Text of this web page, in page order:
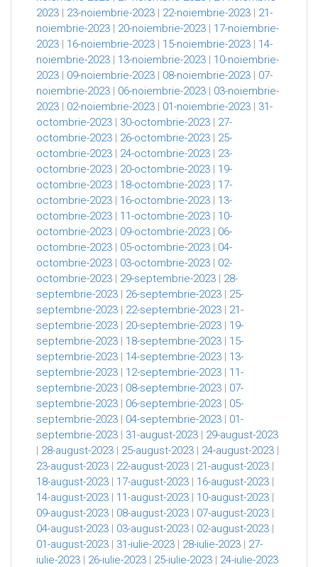
2023 | 23-noiembrie-2023 | 22-noiembrie-2023 | 21-
noiembrie-2023 | 20-noiembrie-2023 | 17-noiembrie-
2023 | 16-noiembrie-2023 | 15-noiembrie-2023 | 14-
noiembrie-2023 | 13-noiembrie-2023 | 10-noiembrie-
2023 | 09-noiembrie-2023 | 08-noiembrie-2023 | 07-
noiembrie-2023 | 06-noiembrie-2023 | 03-noiembrie-
2023 | 02-noiembrie-2023 | 01-noiembrie-2023 | 31-
octombrie-2023 | 30-octombrie-2023 | 27-
octombrie-2023 | 26-octombrie-2023 | 25-
octombrie-2023 | 24-octombrie-2023 | 23-
octombrie-2023 | 20-octombrie-2023 | 19-
octombrie-2023 | 18-octombrie-2023 | 17-
octombrie-2023 | 16-octombrie-2023 | 13-
octombrie-2023 | 11-octombrie-2023 | 10-
octombrie-2023 | 09-octombrie-2023 | 06-
octombrie-2023 | 05-octombrie-2023 | 04-
octombrie-2023 | 03-octombrie-2023 | 02-
octombrie-2023 | 29-septembrie-2023 | 28-
septembrie-2023 | 26-septembrie-2023 | 25-
septembrie-2023 | 22-septembrie-2023 | 21-
septembrie-2023 | 20-septembrie-2023 | 19-
septembrie-2023 | 18-septembrie-2023 | 15-
septembrie-2023 | 14-septembrie-2023 | 13-
septembrie-2023 | 12-septembrie-2023 | 11-
septembrie-2023 | 08-septembrie-2023 | 07-
septembrie-2023 | 06-septembrie-2023 | 05-
septembrie-2023 | 04-septembrie-2023 | 01-
septembrie-2023 | 31-august-2023 | 29-august-2023
| 28-august-2023 | 25-august-2023 | 24-august-2023 |
23-august-2023 | 22-august-2023 | 21-august-2023 |
18-august-2023 | 17-august-2023 | 16-august-2023 |
14-august-2023 | 11-august-2023 | 10-august-2023 |
09-august-2023 | 08-august-2023 | 07-august-2023 |
04-august-2023 | 03-august-2023 | 02-august-2023 |
01-august-2023 | 31-iulie-2023 | 28-iulie-2023 | 27-
iulie-2023 | 26-iulie-2023 | 25-iulie-2023 | 24-iulie-2023